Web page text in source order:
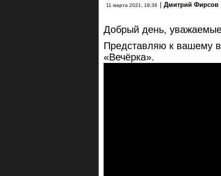
11 марта 2021, 18:36 Дмитрий Фирсов
Добрый день,
Представляю к вашему
«Вечёрка».